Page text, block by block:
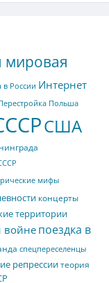
мировая
в России Интернет
Польша
США
мифы
концерты
территории
войнепоездка в
спецпереселенцы
репрессиитеория